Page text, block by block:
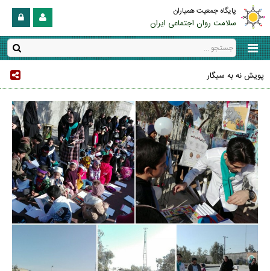
پایگاه جمعیت همیاران
سلامت روان اجتماعی ایران
پویش نه به سیگار